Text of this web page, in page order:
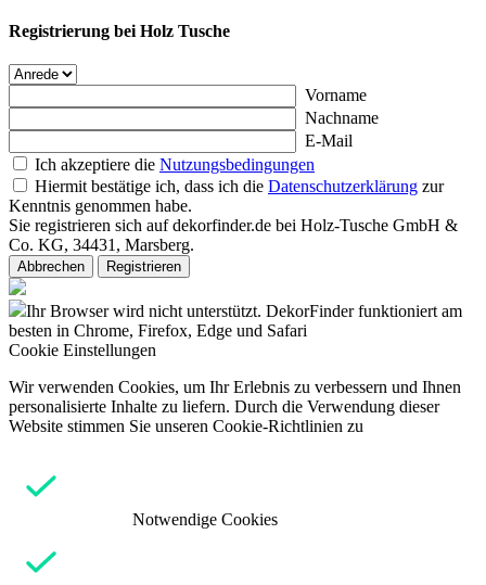
Registrierung bei Holz Tusche
Vorname
Nachname
E-Mail
Ich akzeptiere die Nutzungsbedingungen
Hiermit bestätige ich, dass ich die Datenschutzerklärung zur
Kenntnis genommen habe.
Sie registrieren sich auf dekorfinder.de bei Holz-Tusche GmbH &
Co. KG, 34431, Marsberg.
Abbrechen Registrieren
Ihr Browser wird nicht unterstützt. DekorFinder funktioniert am
besten in Chrome, Firefox, Edge und Safari
Cookie Einstellungen
Wir verwenden Cookies, um Ihr Erlebnis zu verbessern und Ihnen
personalisierte Inhalte zu liefern. Durch die Verwendung dieser
Website stimmen Sie unseren Cookie-Richtlinien zu
Notwendige Cookies